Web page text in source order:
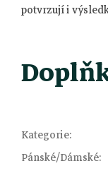
potvrzují i
Kategorie:
Pánské/Dámské: